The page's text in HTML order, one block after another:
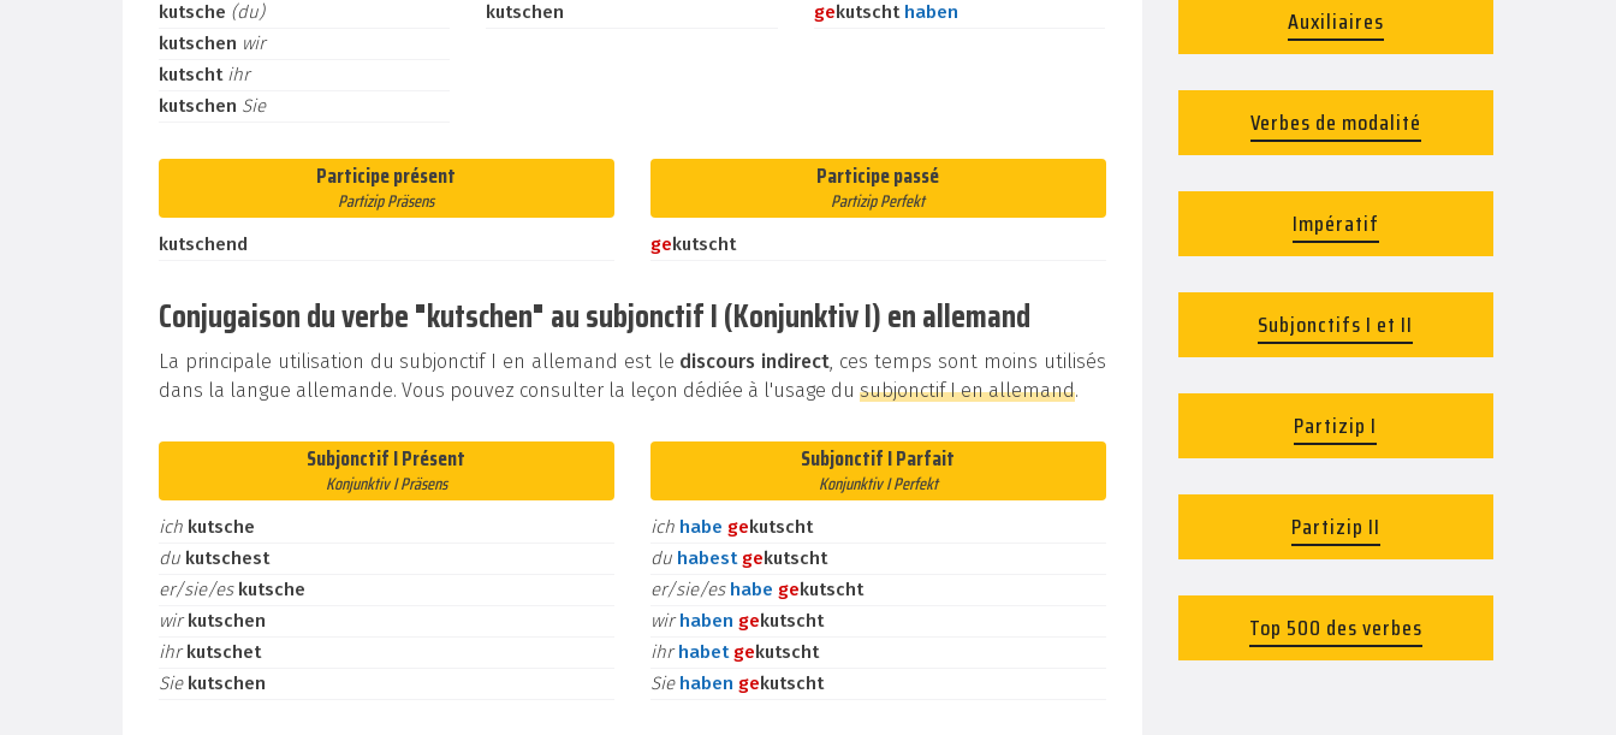
kutsche (du)
kutschen wir
kutscht ihr
kutschen Sie
kutschen gekutscht haben
Participe présent
Partizip Präsens
kutschend
Participe passé
Partizip Perfekt
gekutscht
Conjugaison du verbe "kutschen" au subjonctif I (Konjunktiv I) en allemand
La principale utilisation du subjonctif I en allemand est le discours indirect, ces temps sont moins utilisés
dans la langue allemande. Vous pouvez consulter la leçon dédiée à l'usage du subjonctif I en allemand.
Subjonctif I Présent
Konjunktiv I Präsens
ich kutsche
du kutschest
er/sie/es kutsche
wirkutschen
ihrkutschet
Sie kutschen
Subjonctif I Parfait
Konjunktiv I Perfekt
ich habe gekutscht
du habest gekutscht
er/sie/es habe gekutscht
wirhaben gekutscht
ihrhabet gekutscht
Sie haben gekutscht
Auxiliaires
Verbes de modalité
Impératif
Subjonctifs I et II
Partizip I
Partizip II
Top 500 des verbes